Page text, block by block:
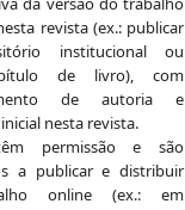
revista (ex.: publicar
institucional ou
de livro), com
de autoria e
nesta revista.
permissão e são
a publicar e distribuir
online (ex.: em